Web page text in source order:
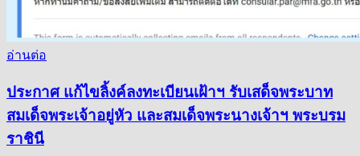
อ่านต่อ
ประกาศ แก้ไขลิ้งค์ลงทะเบียนเฝ้าฯ รับเสด็จพระบาท
สมเด็จพระเจ้าอยู่หัว และสมเด็จพระนางเจ้าฯ พระบรม
ราชินี